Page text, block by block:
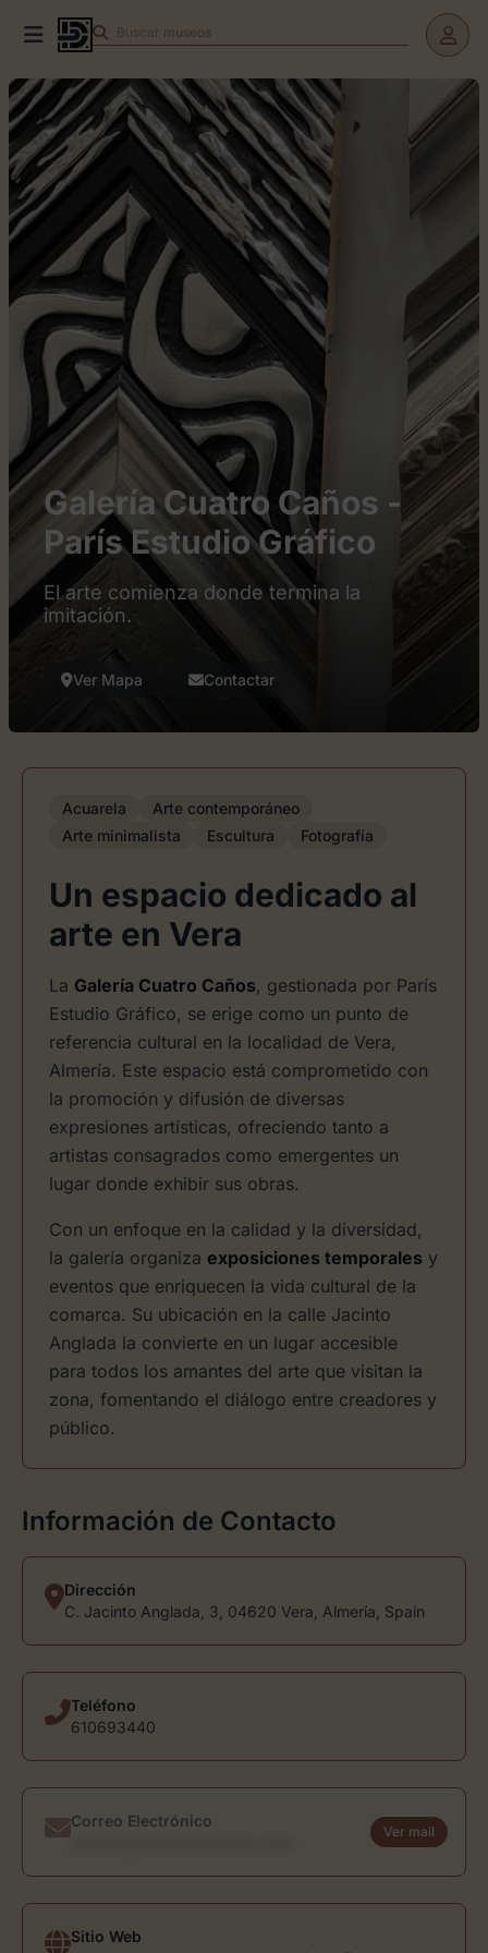
Buscar
Galería Cuatro Caños -
París Estudio Gráfico
El arte comienza donde termina la
imitación.
Ver Mapa Contactar
Acuarela
Arte contemporáneo
Arte minimalista
Escultura Fotografía
Un espacio dedicado al
arte en Vera
La Galería Cuatro Caños, gestionada por París
Estudio Gráfico, se erige como un punto de
referencia cultural en la localidad de Vera,
Almería. Este espacio está comprometido con
la promoción y difusión de diversas
expresiones artísticas, ofreciendo tanto a
artistas consagrados como emergentes un
lugar donde exhibir sus obras.
Con un enfoque en la calidad y la diversidad,
la galería organiza exposiciones temporales y
eventos que enriquecen la vida cultural de la
comarca. Su ubicación en la calle Jacinto
Anglada la convierte en un lugar accesible
para todos los amantes del arte que visitan la
zona, fomentando el diálogo entre creadores y
público.
Información de Contacto
Dirección
C. Jacinto Anglada, 3, 04620 Vera, Almería, Spain
Teléfono
610693440
Correo Electrónico
Ver mail
Sitio Web